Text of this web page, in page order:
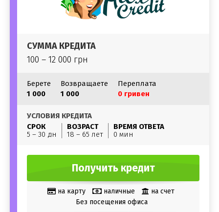
СУММА КРЕДИТА
100 – 12 000 грн
Берете
1 000
Возвращаете
1 000
Переплата
0 гривен
УСЛОВИЯ КРЕДИТА
СРОК
5 – 30 дн
ВОЗРАСТ
18 – 65 лет
ВРЕМЯ ОТВЕТА
0 мин
Получить кредит
на карту наличные
на счет
Без посещения офиса